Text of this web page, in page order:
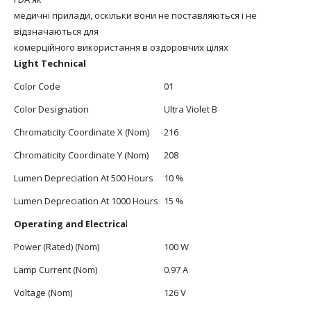
медичні прилади, оскільки вони не поставляються і не
відзначаються для
комерційного використання в оздоровчих цілях
Light Technical
Color Code
01
Color Designation
Ultra Violet B
Chromaticity Coordinate X (Nom)
216
Chromaticity Coordinate Y (Nom)
208
Lumen Depreciation At 500 Hours
10 %
Lumen Depreciation At 1000 Hours 15 %
Operating and Electrical
Power (Rated) (Nom)
100 W
Lamp Current (Nom)
0.97 A
Voltage (Nom)
126 V